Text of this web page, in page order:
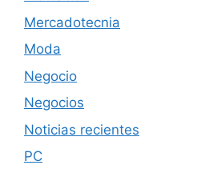
Mercadotecnia
Moda
Negocio
Negocios
Noticias recientes
PC